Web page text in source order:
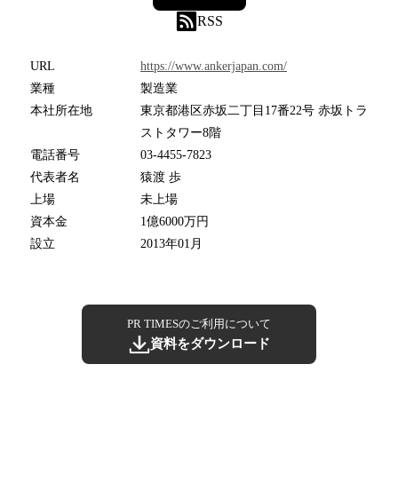
RSS
URL
https://www.ankerjapan.com/
業種
製造業
本社所在地
東京都港区赤坂二丁目17番22号 赤坂トラ
ストタワー8階
電話番号
03-4455-7823
代表者名
猿渡 歩
上場
未上場
資本金
1億6000万円
設立
2013年01月
PR TIMESのご利用について
資料をダウンロード